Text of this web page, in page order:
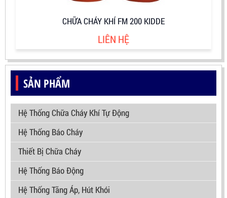
SẢN PHẨM
Hệ Thống Chữa Cháy Khí Tự Động
Hệ Thống Báo Cháy
Thiết Bị Chữa Cháy
Hệ Thống Báo Động
Hệ Thống Tăng Áp, Hút Khói
CHỮA CHÁY KHÍ FM 200 KIDDE
LIÊN HỆ